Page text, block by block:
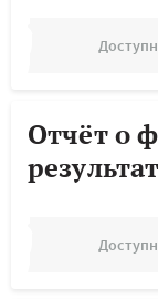
Отчёт о